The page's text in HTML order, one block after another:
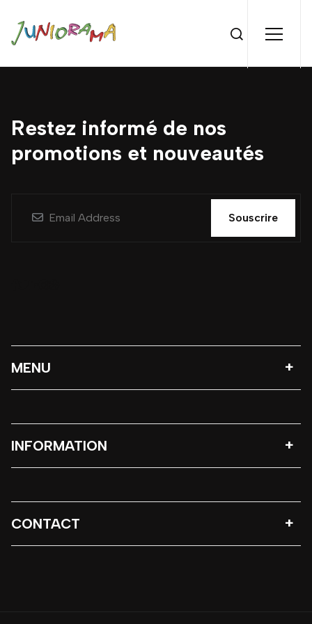
Restez informé de nos
promotions et nouveautés
Souscrire
MENU
INFORMATION
CONTACT